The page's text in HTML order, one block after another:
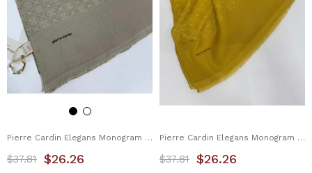
Pierre Cardin Elegans Monogram Şal 1090700-933
$26.26
$37.81
Pierre Cardin Elegans Monogram Şal 1090700-962
$26.26
$37.81